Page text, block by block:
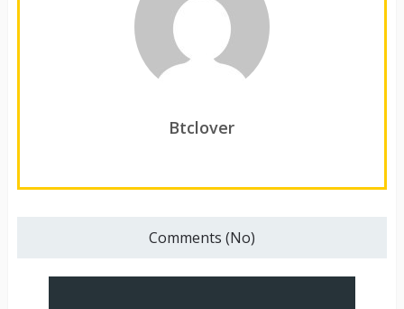
Btclover
Comments (No)